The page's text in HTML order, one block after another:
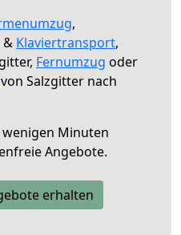
,
& Klaviertransport,
Fernumzug oder
von Salzgitter nach
Minuten
Angebote.
erhalten